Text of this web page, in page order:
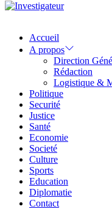
Accueil
A propos
Direction
Rédaction
Logistique &
Politique
Securité
Justice
Santé
Economie
Societé
Culture
Sports
Education
Diplomatie
Contact